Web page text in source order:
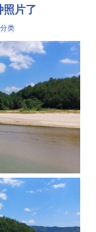
片了
类